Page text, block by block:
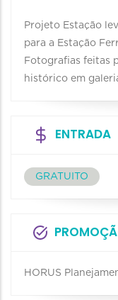
Projeto Estação
para a Estação
Fotografias feitas
histórico em
ENTRADA
GRATUITO
HORUS